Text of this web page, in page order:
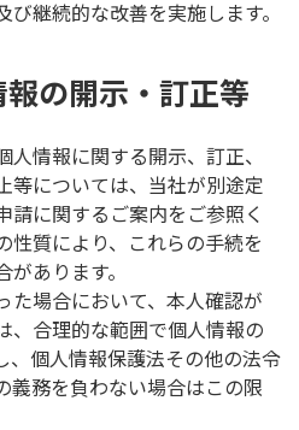
継続的な改善を実施します。
の開示・訂正等
情報に関する開示、訂正、
等については、当社が別途定
請に関するご案内をご参照く
性質により、これらの手続を
あります。
た場合において、本人確認が
、合理的な範囲で個人情報の
、個人情報保護法その他の法令
義務を負わない場合はこの限